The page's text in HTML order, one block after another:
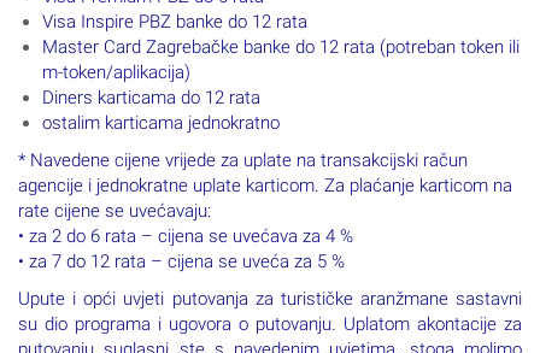
Visa Inspire PBZ banke do 12 rata
Master Card Zagrebačke banke do 12 rata (potreban token ili
m-token/aplikacija)
Diners karticama do 12 rata
ostalim karticama jednokratno
* Navedene cijene vrijede za uplate na transakcijski račun
agencije i jednokratne uplate karticom. Za plaćanje karticom na
rate cijene se uvećavaju:
• za 2 do 6 rata – cijena se uvećava za 4 %
• za 7 do 12 rata – cijena se uveća za 5 %
Upute i opći uvjeti putovanja za turističke aranžmane sastavni
su dio programa i ugovora o putovanju. Uplatom akontacije za
putovanju suglasni ste s navedenim uvjetima, stoga molimo